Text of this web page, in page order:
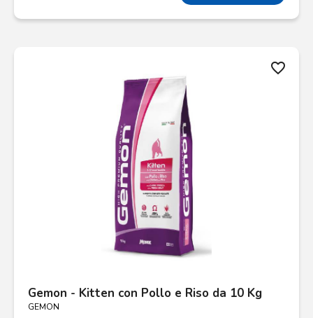
favorite_border
Gemon - Kitten con Pollo e Riso da 10 Kg
GEMON